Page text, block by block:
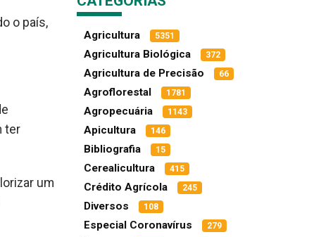
o país,
ter
um
Agricultura 5351
Agricultura Biológica 372
Agricultura de Precisão 66
Agroflorestal 1781
Agropecuária 1143
Apicultura 146
Bibliografia 15
Cerealicultura 415
Crédito Agrícola 245
Diversos 108
Especial Coronavírus 279